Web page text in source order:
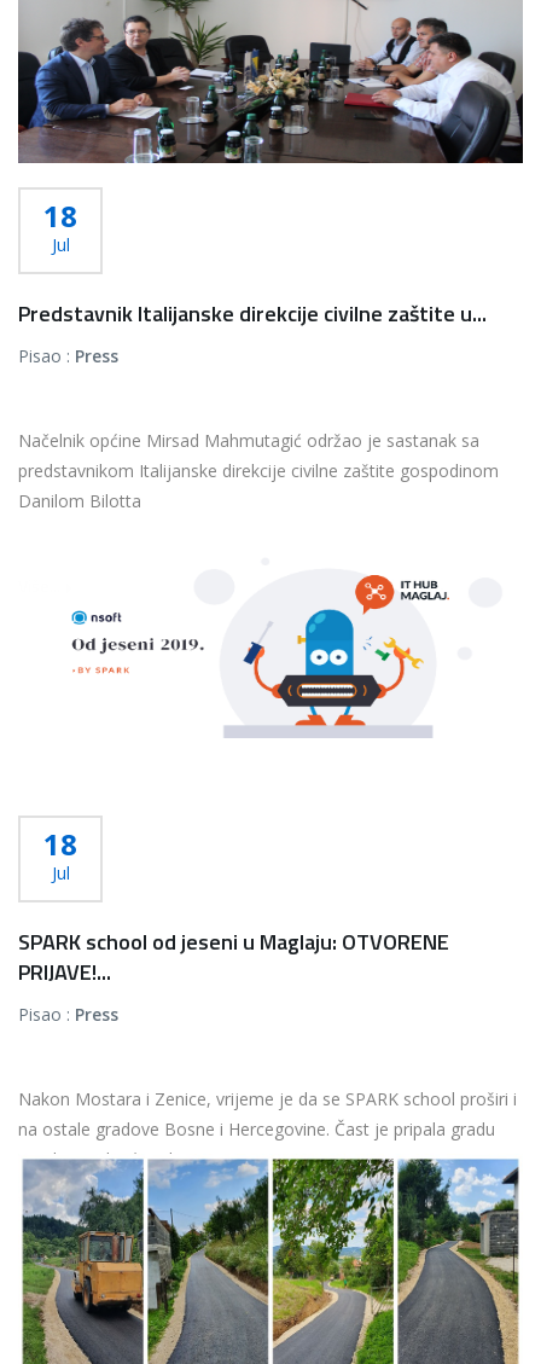
18
Jul
Predstavnik Italijanske direkcije civilne zaštite u...
Pisao : Press
Načelnik općine Mirsad Mahmutagić održao je sastanak sa
predstavnikom Italijanske direkcije civilne zaštite gospodinom
Danilom Bilotta
18
Jul
SPARK school od jeseni u Maglaju: OTVORENE
PRIJAVE!...
Pisao : Press
Nakon Mostara i Zenice, vrijeme je da se SPARK school proširi i
na ostale gradove Bosne i Hercegovine. Čast je pripala gradu
Maglaju, gdje će od jeseni...
Više...